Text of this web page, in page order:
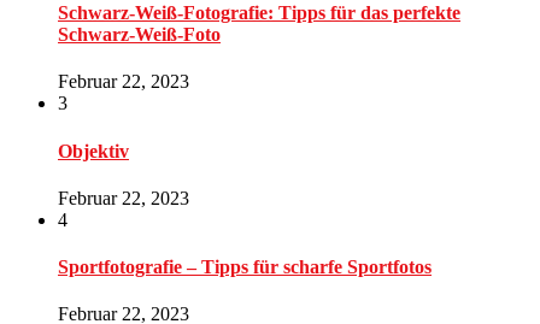
Schwarz-Weiß-Fotografie: Tipps für das perfekte
Schwarz-Weiß-Foto
Februar 22, 2023
3
Objektiv
Februar 22, 2023
4
Sportfotografie – Tipps für scharfe Sportfotos
Februar 22, 2023